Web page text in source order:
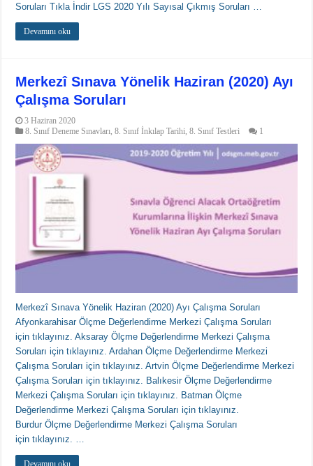
Soruları Tıkla İndir LGS 2020 Yılı Sayısal Çıkmış Soruları …
Devamını oku
Merkezî Sınava Yönelik Haziran (2020) Ayı
Çalışma Soruları
3 Haziran 2020
8. Sınıf Deneme Sınavları ,8. Sınıf İnkılap Tarihi ,8. Sınıf Testleri 1
Merkezî Sınava Yönelik Haziran (2020) Ayı Çalışma Soruları
Afyonkarahisar Ölçme Değerlendirme Merkezi Çalışma Soruları
için tıklayınız. Aksaray Ölçme Değerlendirme Merkezi Çalışma
Soruları için tıklayınız. Ardahan Ölçme Değerlendirme Merkezi
Çalışma Soruları için tıklayınız. Artvin Ölçme Değerlendirme Merkezi
Çalışma Soruları için tıklayınız. Balıkesir Ölçme Değerlendirme
Merkezi Çalışma Soruları için tıklayınız. Batman Ölçme
Değerlendirme Merkezi Çalışma Soruları için tıklayınız.
Burdur Ölçme Değerlendirme Merkezi Çalışma Soruları
için tıklayınız. …